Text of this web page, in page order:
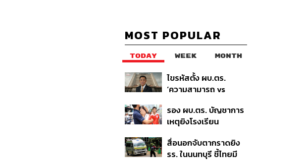
MOST POPULAR
TODAY WEEK MONTH
ไขรหัสตั้ง ผบ.ตร.
‘ความสามารถ vs
ปฏิรูปสีกากี กับ
พล.ต.อ. เอก อังสนา
นนท์
รอง ผบ.ตร. บัญชาการ
เหตุยิงโรงเรียน
ค้นหา 2 รอบยืนยันไร้คน
ติดค้าง พบศพปู่-ย่าที่
สื่อนอกจับตากราดยิง
รร. ในนนทบุรี ชี้ไทยมี